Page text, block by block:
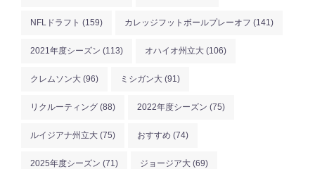
NFLドラフト (159) カレッジフットボールプレーオフ (141)
2021年度シーズン (113) オハイオ州立大 (106)
クレムソン大 (96) ミシガン大 (91)
リクルーティング (88) 2022年度シーズン (75)
ルイジアナ州立大 (75) おすすめ (74)
2025年度シーズン (71) ジョージア大 (69)